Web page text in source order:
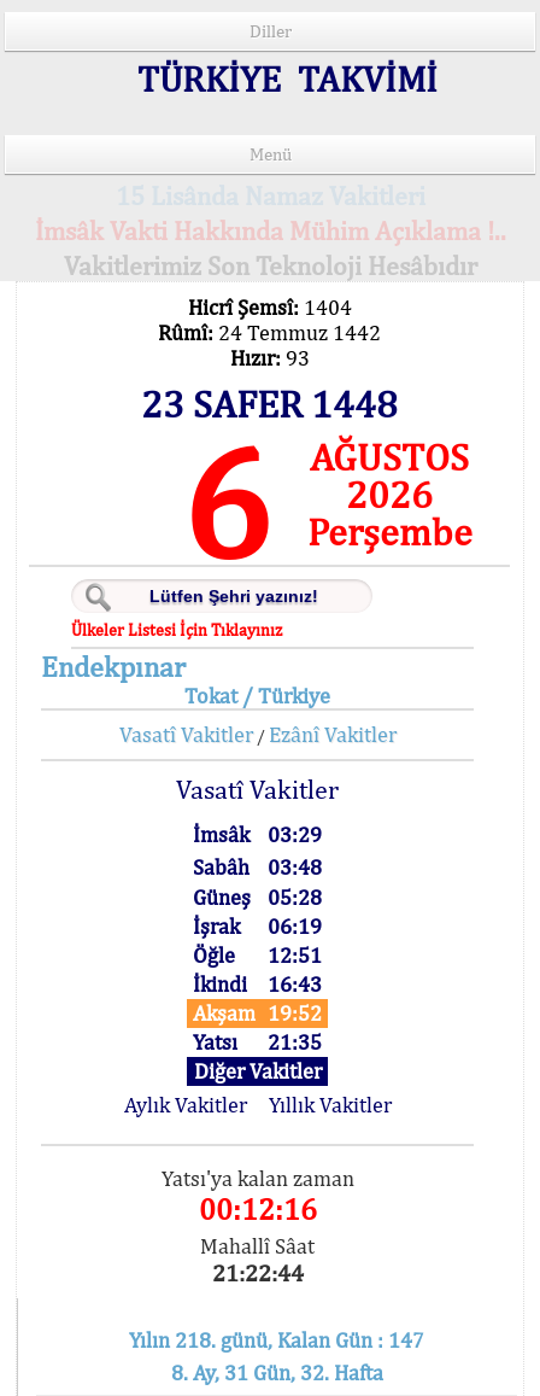
Diller
TÜRKİYE TAKVİMİ
Menü
İmsâk Vakti Hakkında Mühim Açıklama !..
Vakitlerimiz Son Teknoloji Hesâbıdır
Hicrî Şemsî: 1404
Rûmî: 24 Temmuz 1442
Hızır: 93
23 SAFER 1448
6
AĞUSTOS
2026
Perşembe
Ülkeler Listesi İçin Tıklayınız
Endekpınar
Tokat / Türkiye
Vasatî Vakitler/ Ezânî Vakitler
Vasatî Vakitler
İmsâk
03:29
Sabâh
03:48
Güneş
05:28
İşrak
06:19
Öğle
12:51
İkindi
16:43
Akşam 19:52
Yatsı
21:35
Diğer Vakitler
Aylık Vakitler
Yıllık Vakitler
Yatsı'ya kalan zaman
00:12:16
Mahallî Sâat
21:22:44
Yılın 218. günü, Kalan Gün : 147
8. Ay, 31 Gün, 32. Hafta